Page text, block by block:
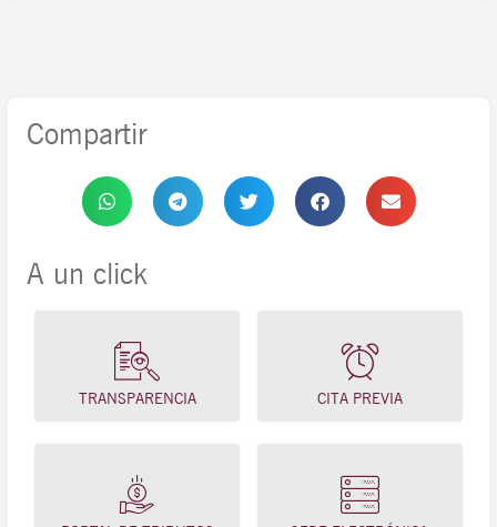
Compartir
A un click
TRANSPARENCIA CITA PREVIA